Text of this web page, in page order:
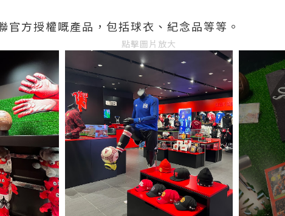
官方授權嘅產品，包括球衣、紀念品等等。
點擊圖片放大